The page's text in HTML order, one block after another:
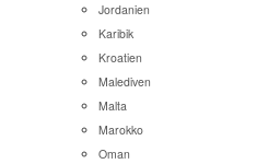
Jordanien
Karibik
Kroatien
Malediven
Malta
Marokko
Oman